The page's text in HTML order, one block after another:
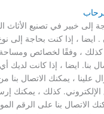
إلى خبير في تصنيع
ايضا ، إذا كنت بحاجة إلى
، وفقًا لخصائص
بنا. ايضا ، إذا كانت لديك
علينا ، يمكنك الاتصال بنا
كذلك ، يمكنك
الاتصال بنا على الرقم